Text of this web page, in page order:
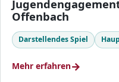
Offenbach
Darstellendes Spiel
Mehr erfahren→